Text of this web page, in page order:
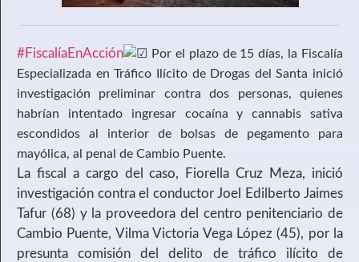
#FiscalíaEnAcción
Por el plazo de 15 días, la Fiscalía
Especializada en Tráfico Ilícito de Drogas del Santa inició
investigación preliminar contra dos personas, quienes
habrían intentado ingresar cocaína y cannabis sativa
escondidos al interior de bolsas de pegamento para
mayólica, al penal de Cambio Puente.
La fiscal a cargo del caso, Fiorella Cruz Meza, inició
investigación contra el conductor Joel Edilberto Jaimes
Tafur (68) y la proveedora del centro penitenciario de
Cambio Puente, Vilma Victoria Vega López (45), por la
presunta comisión del delito de tráfico ilícito de